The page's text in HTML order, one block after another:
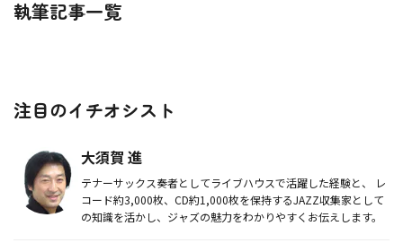
執筆記事一覧
注目のイチオシスト
大須賀 進
テナーサックス奏者としてライブハウスで活躍した経験と、 レ
コード約3,000枚、CD約1,000枚を保持するJAZZ収集家として
の知識を活かし、ジャズの魅力をわかりやすくお伝えします。